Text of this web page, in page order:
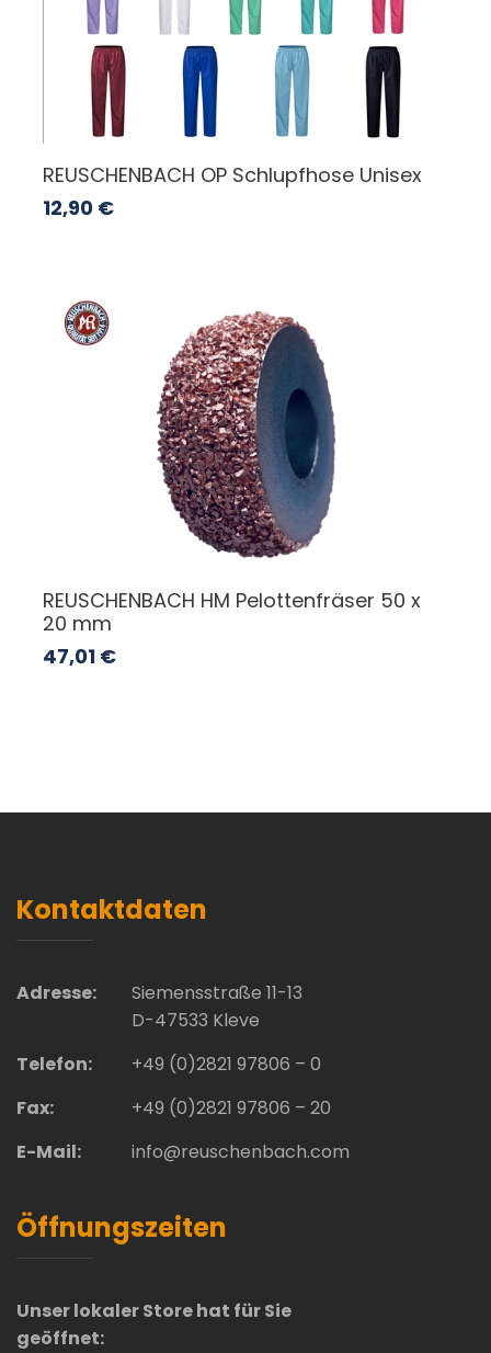
REUSCHENBACH OP Schlupfhose Unisex
12,90 €
REUSCHENBACH HM Pelottenfräser 50 x
20 mm
47,01 €
Kontaktdaten
Adresse:
Siemensstraße 11-13
D-47533 Kleve
Telefon:
+49 (0)2821 97806 – 0
Fax:
+49 (0)2821 97806 – 20
E-Mail:
info@reuschenbach.com
Öffnungszeiten
Unser lokaler Store hat für Sie
geöffnet: